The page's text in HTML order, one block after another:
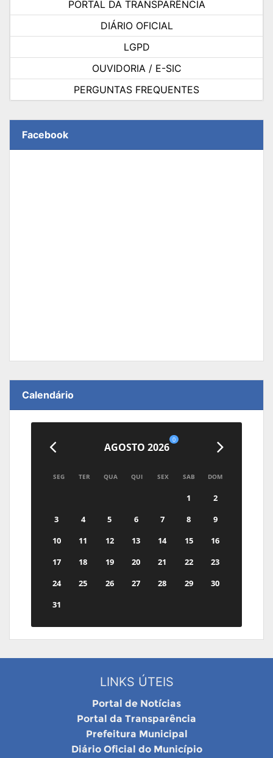
PORTAL DA TRANSPARÊNCIA
DIÁRIO OFICIAL
LGPD
OUVIDORIA / E-SIC
PERGUNTAS FREQUENTES
Facebook
Calendário
AGOSTO 2026
0
SEG TER QUA QUI SEX SAB DOM
1
2
3
4 5 6 7 8
9
10
11 12 13 14 15
16
17
18 19 20 21 22
23
24
25 26 27 28 29
30
31
LINKS ÚTEIS
Portal de Notícias
Portal da Transparência
Prefeitura Municipal
Diário Oficial do Município